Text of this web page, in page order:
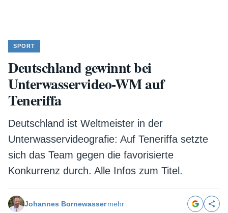
SPORT
Deutschland gewinnt bei
Unterwasservideo-WM auf
Teneriffa
Deutschland ist Weltmeister in der
Unterwasservideografie: Auf Teneriffa setzte
sich das Team gegen die favorisierte
Konkurrenz durch. Alle Infos zum Titel.
Johannes Bornewassermehr